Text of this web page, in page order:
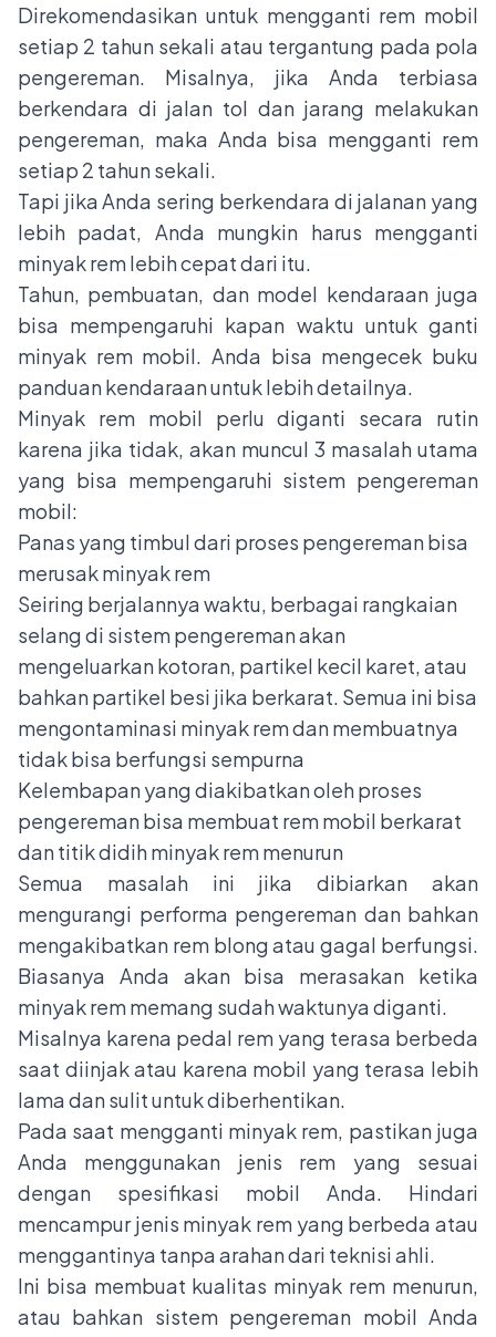
Direkomendasikan untuk mengganti rem mobil
setiap 2 tahun sekali atau tergantung pada pola
pengereman. Misalnya, jika Anda terbiasa
berkendara di jalan tol dan jarang melakukan
pengereman, maka Anda bisa mengganti rem
setiap 2 tahun sekali.
Tapi jika Anda sering berkendara di jalanan yang
lebih padat, Anda mungkin harus mengganti
minyak rem lebih cepat dari itu.
Tahun, pembuatan, dan model kendaraan juga
bisa mempengaruhi kapan waktu untuk ganti
minyak rem mobil. Anda bisa mengecek buku
panduan kendaraan untuk lebih detailnya.
Minyak rem mobil perlu diganti secara rutin
karena jika tidak, akan muncul 3 masalah utama
yang bisa mempengaruhi sistem pengereman
mobil:
Panas yang timbul dari proses pengereman bisa
merusak minyak rem
Seiring berjalannya waktu, berbagai rangkaian
selang di sistem pengereman akan
mengeluarkan kotoran, partikel kecil karet, atau
bahkan partikel besi jika berkarat. Semua ini bisa
mengontaminasi minyak rem dan membuatnya
tidak bisa berfungsi sempurna
Kelembapan yang diakibatkan oleh proses
pengereman bisa membuat rem mobil berkarat
dan titik didih minyak rem menurun
Semua masalah ini jika dibiarkan akan
mengurangi performa pengereman dan bahkan
mengakibatkan rem blong atau gagal berfungsi.
Biasanya Anda akan bisa merasakan ketika
minyak rem memang sudah waktunya diganti.
Misalnya karena pedal rem yang terasa berbeda
saat diinjak atau karena mobil yang terasa lebih
lama dan sulit untuk diberhentikan.
Pada saat mengganti minyak rem, pastikan juga
Anda menggunakan jenis rem yang sesuai
dengan spesifikasi mobil Anda. Hindari
mencampur jenis minyak rem yang berbeda atau
menggantinya tanpa arahan dari teknisi ahli.
Ini bisa membuat kualitas minyak rem menurun,
atau bahkan sistem pengereman mobil Anda